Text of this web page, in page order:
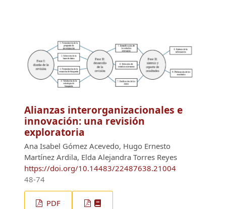
Alianzas interorganizacionales e
innovación: una revisión
exploratoria
Ana Isabel Gómez Acevedo, Hugo Ernesto
Martínez Ardila, Elda Alejandra Torres Reyes
https://doi.org/10.14483/22487638.21004
48-74
PDF